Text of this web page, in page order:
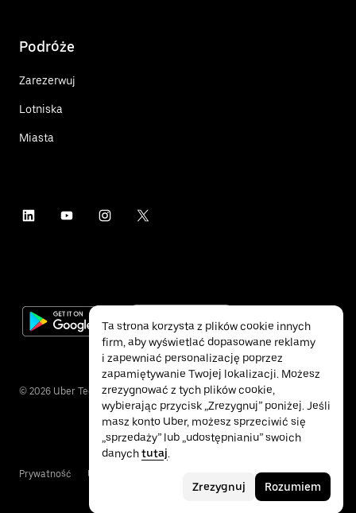
Podróże
Zarezerwuj
Lotniska
Miasta
© 2026 Uber Technologies Inc.
Prywatność Ułatwienia dostępu
Ta strona korzysta z plików cookie innych
firm, aby wyświetlać dopasowane reklamy
i zapewniać personalizację poprzez
zapamiętywanie Twojej lokalizacji. Możesz
zrezygnować z tych plików cookie,
wybierając przycisk „Zrezygnuj” poniżej. Jeśli
masz konto Uber, możesz sprzeciwić się
„sprzedaży” lub „udostępnianiu” swoich
danychtutaj.
Zrezygnuj Rozumiem